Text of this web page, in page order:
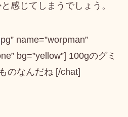
感じてしまうでしょう。
name=”worpman”
bg=”yellow”] 100gのグミ
のなんだね [/chat]